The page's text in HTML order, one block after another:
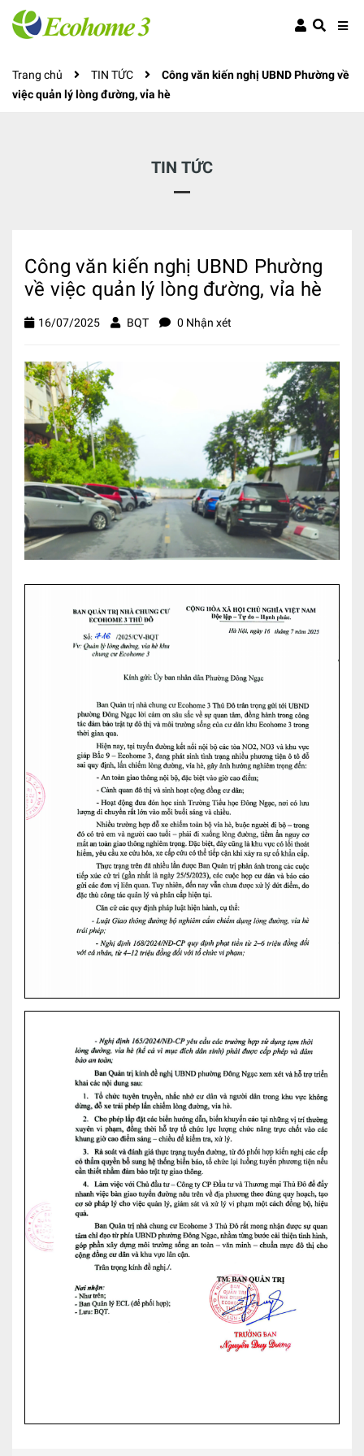
Trang chủ TIN TỨC
Công văn kiến nghị UBND Phường về
việc quản lý lòng đường, vỉa hè
TIN TỨC
Công văn kiến nghị UBND Phường
về việc quản lý lòng đường, vỉa hè
16/07/2025 BQT 0 Nhận xét